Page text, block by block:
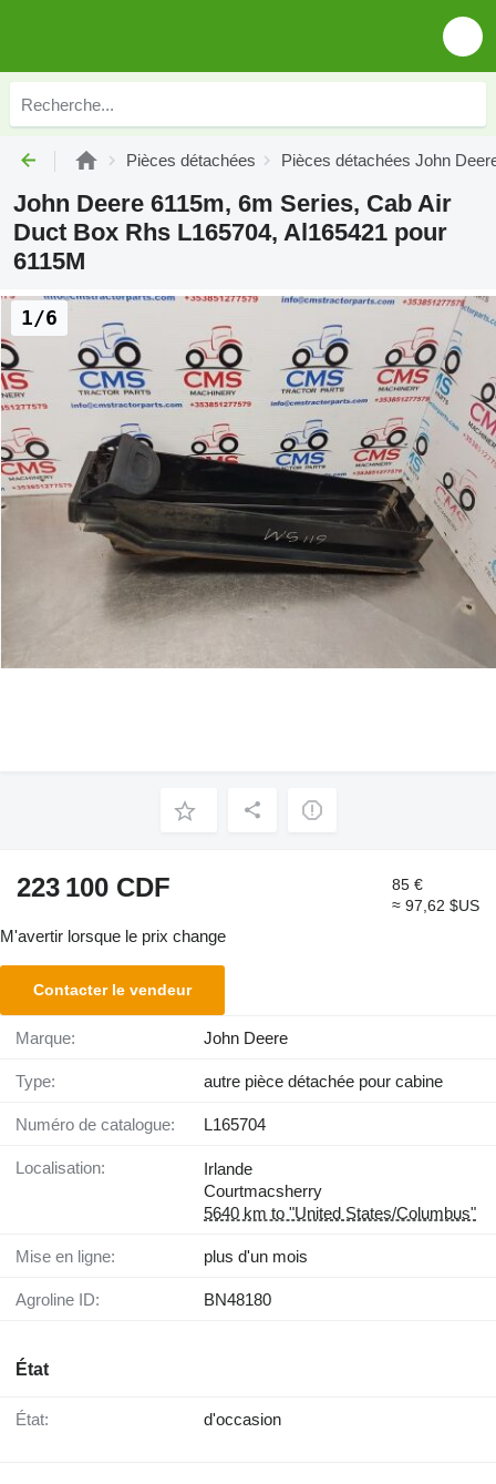
Pièces détachées Pièces détachées John
John Deere 6115m, 6m Series, Cab Air
Duct Box Rhs L165704, Al165421 pour
6115M
1/6
223 100 CDF
85 €
≈ 97,62 $US
M'avertir lorsque le prix change
Contacter le vendeur
Marque: John Deere
Type: autre pièce détachée pour cabine
Numéro de catalogue: L165704
Localisation:
Irlande
Courtmacsherry
5640 km to "United States/Columbus"
Mise en ligne: plus d'un mois
Agroline ID: BN48180
État
État: d'occasion